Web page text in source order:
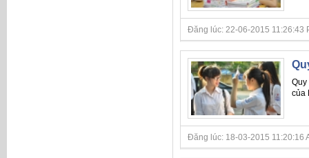
Đăng lúc: 22-06-2015 11:26:43
Quy
của
Đăng lúc: 18-03-2015 11:20:16